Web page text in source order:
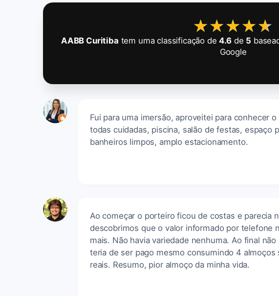
★★★★★
★★★★★
AABB Curitiba tem uma classificação de4.6de 5
Google
Fui para uma imersão, aproveitei para conhecer
todas cuidadas, piscina, salão de festas, espaço
banheiros limpos, amplo estacionamento.
Ao começar o porteiro ficou de costas e parecia
descobrimos que o valor informado por telefone
mais. Não havia variedade nenhuma. Ao final
teria de ser pago mesmo consumindo 4
reais. Resumo, pior almoço da minha vida.